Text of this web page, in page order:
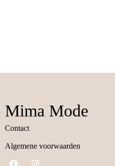
Mima Mode
Contact
Algemene voorwaarden